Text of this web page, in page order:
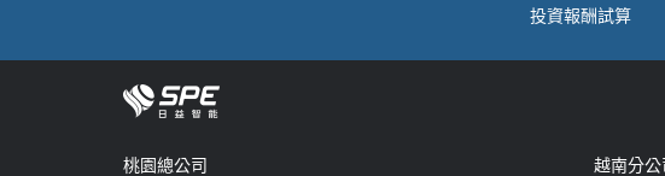
投資報酬試算
桃園總公司
越南分公